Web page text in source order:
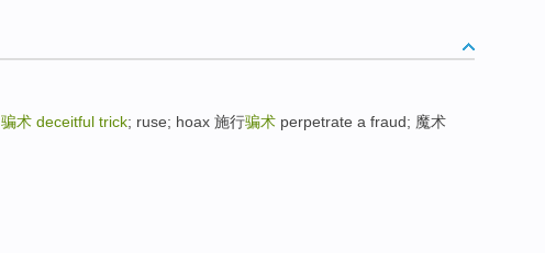
骗术 deceitful trick; ruse; hoax 施行骗术 perpetrate a fraud; 魔术